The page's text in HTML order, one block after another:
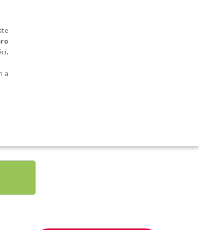
a
souborů cookie správně používat.